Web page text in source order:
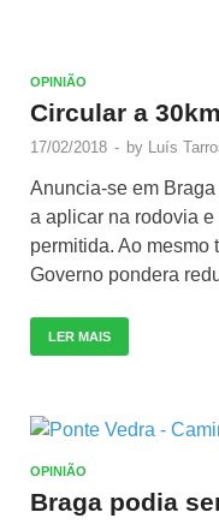
OPINIÃO
Circular a
17/02/2018 - by Luís
Anuncia-se em
a aplicar na rodovia
permitida. Ao mesmo
Governo pondera
LER MAIS
OPINIÃO
Braga podia